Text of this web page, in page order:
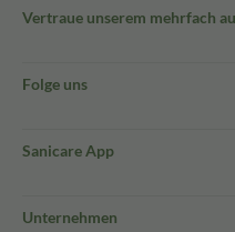
Vertraue unserem mehrfach
Folge uns
Sanicare App
Unternehmen